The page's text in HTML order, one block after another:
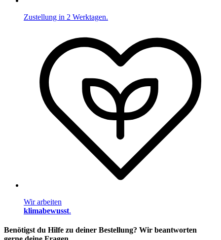
Zustellung in 2 Werktagen.
Wir arbeiten
klimabewusst.
Benötigst du Hilfe zu deiner Bestellung? Wir beantworten